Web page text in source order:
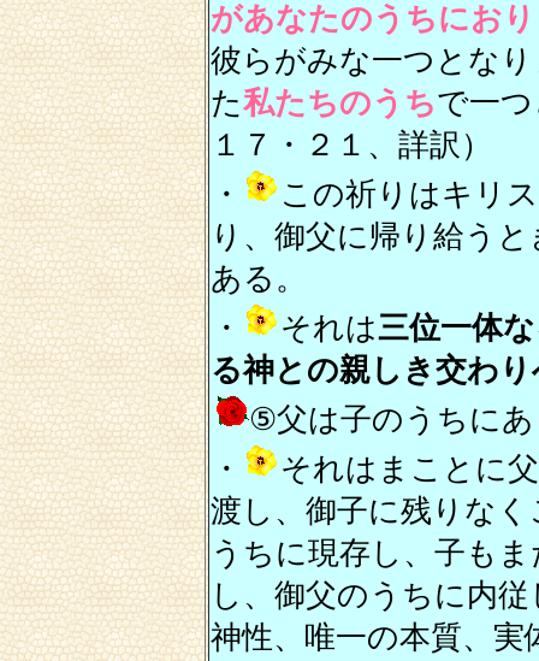
があなたのうちにおり
彼らがみな一つとな
た私たちのうちで一
１７・２１、詳訳）
・
この祈りはキリ
り、御父に帰り給う
ある。
・
それは三位一体
る神との親しき交わ
⑤父は子のうちに
・
それはまことに
渡し、御子に残りな
うちに現存し、子も
し、御父のうちに内
神性、唯一の本質、